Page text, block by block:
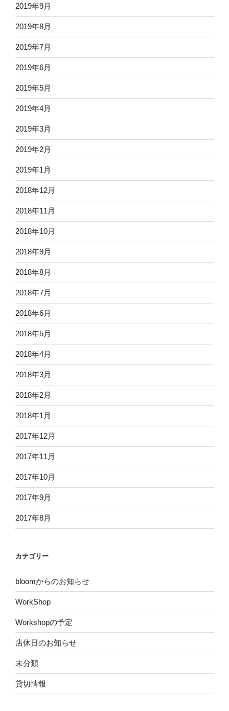
2019年9月
2019年8月
2019年7月
2019年6月
2019年5月
2019年4月
2019年3月
2019年2月
2019年1月
2018年12月
2018年11月
2018年10月
2018年9月
2018年8月
2018年7月
2018年6月
2018年5月
2018年4月
2018年3月
2018年2月
2018年1月
2017年12月
2017年11月
2017年10月
2017年9月
2017年8月
カテゴリー
bloomからのお知らせ
WorkShop
Workshopの予定
店休日のお知らせ
未分類
貸切情報